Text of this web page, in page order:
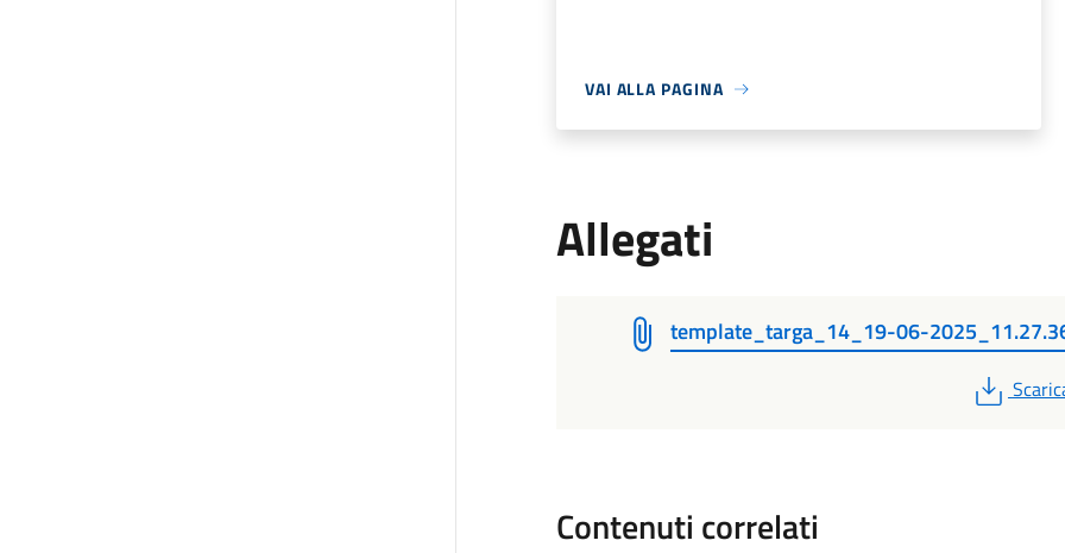
VAI ALLA PAGINA
Allegati
template_targa_14_19-06-
PDF
Contenuti correlati